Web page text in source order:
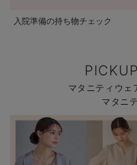
入院準備の持ち物チェック
マタニティウ
マタニ